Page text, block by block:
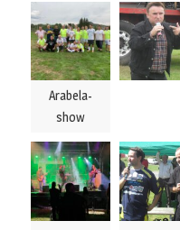
Arabela-
show